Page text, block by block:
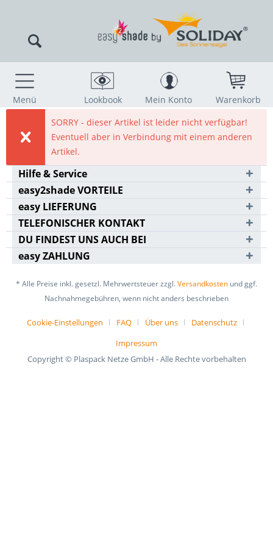
Menü Lookbook Mein Konto
Warenkorb
SORRY - dieser Artikel ist leider nicht verfügbar!
Eventuell aber in Verbindung mit einem anderen
Artikel.
Hilfe & Service
easy2shade VORTEILE
easy LIEFERUNG
TELEFONISCHER KONTAKT
DU FINDEST UNS AUCH BEI
easy ZAHLUNG
* Alle Preise inkl. gesetzl. Mehrwertsteuer zzgl.Versandkosten und ggf.
Nachnahmegebühren, wenn nicht anders beschrieben
Cookie-Einstellungen FAQ Über uns
Datenschutz
Impressum
Copyright © Plaspack Netze GmbH - Alle Rechte vorbehalten